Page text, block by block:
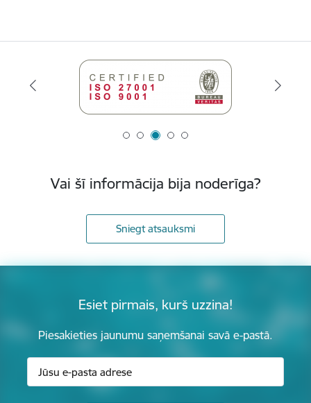
Vai šī informācija bija noderīga?
Sniegt atsauksmi
Esiet pirmais, kurš uzzina!
Piesakieties jaunumu saņemšanai savā e-pastā.